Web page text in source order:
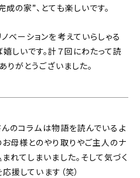
の家”、とても楽しいです。
ベーションを考えていらしゃる
しいです。計７回にわたって読
りがとうございました。
のコラムは物語を読んでいるよ
母様とのやり取りやご主人のナ
れてしまいました。そして気づく
援しています（笑）